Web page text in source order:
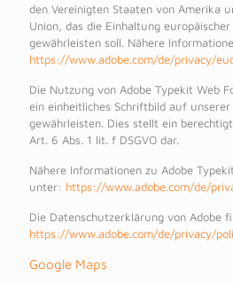
den Vereinigten Staaten von Amerika
Union, das die Einhaltung
gewährleisten soll. Nähere
https://www.adobe.com/de/privacy/
Die Nutzung von Adobe Typekit Web
ein einheitliches Schriftbild auf unserer
gewährleisten. Dies stellt ein
Art. 6 Abs. 1 lit. f DSGVO dar.
Nähere Informationen zu Adobe
unter: https://www.adobe.com/de/
Die Datenschutzerklärung von Adobe
https://www.adobe.com/de/privacy/
Google Maps